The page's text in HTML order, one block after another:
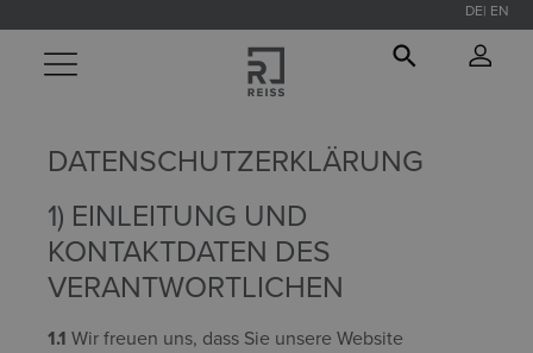
springen
DE EN
DATENSCHUTZERKLÄRUNG
1) EINLEITUNG UND
KONTAKTDATEN DES
VERANTWORTLICHEN
1.1 Wir freuen uns, dass Sie unsere Website